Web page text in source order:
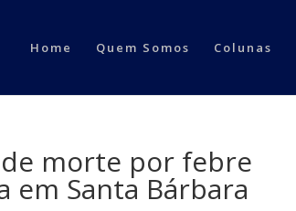
Home Quem Somos Colunas
morte por febre
em Santa Bárbara